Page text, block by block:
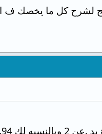
لشرح كل ما يخصك ف